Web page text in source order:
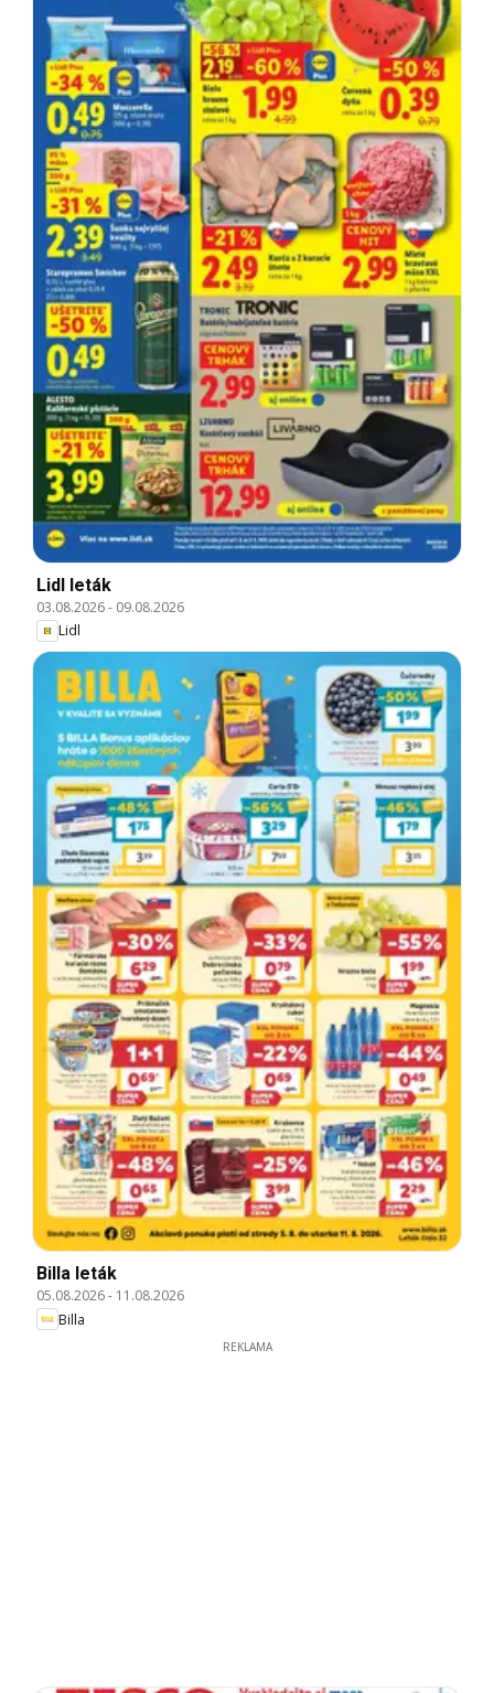
Lidl leták
03.08.2026- 09.08.2026
Lidl
Billa leták
05.08.2026- 11.08.2026
Billa
REKLAMA